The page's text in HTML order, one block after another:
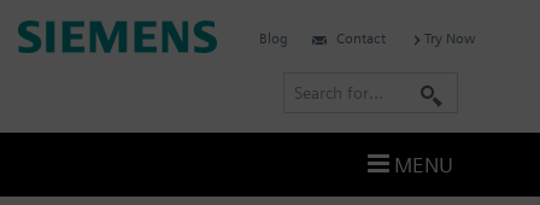
Skip
to
Siemens
Blog Contact Try Now
r
MENU